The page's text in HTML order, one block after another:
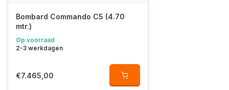
Bombard Commando C5 (4.70
mtr.)
Op voorraad
2-3 werkdagen
€7.465,00